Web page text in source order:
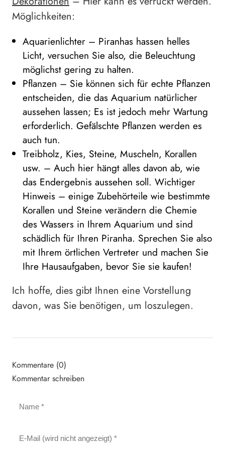
Möglichkeiten:
Aquarienlichter – Piranhas hassen helles
Licht, versuchen Sie also, die Beleuchtung
möglichst gering zu halten.
Pflanzen – Sie können sich für echte Pflanzen
entscheiden, die das Aquarium natürlicher
aussehen lassen; Es ist jedoch mehr Wartung
erforderlich. Gefälschte Pflanzen werden es
auch tun.
Treibholz, Kies, Steine, Muscheln, Korallen
usw. – Auch hier hängt alles davon ab, wie
das Endergebnis aussehen soll. Wichtiger
Hinweis – einige Zubehörteile wie bestimmte
Korallen und Steine ​​​​verändern die Chemie
des Wassers in Ihrem Aquarium und sind
schädlich für Ihren Piranha. Sprechen Sie also
mit Ihrem örtlichen Vertreter und machen Sie
Ihre Hausaufgaben, bevor Sie sie kaufen!
Ich hoffe, dies gibt Ihnen eine Vorstellung
davon, was Sie benötigen, um loszulegen.
Kommentare (0)
Kommentar schreiben